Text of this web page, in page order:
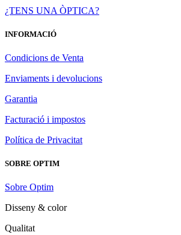
¿TENS UNA ÒPTICA?
INFORMACIÓ
Condicions de Venta
Enviaments i devolucions
Garantia
Facturació i impostos
Política de Privacitat
SOBRE OPTIM
Sobre Optim
Disseny & color
Qualitat